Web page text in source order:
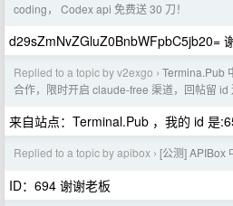
coding， Codex api 免费送 30 刀！
d29sZmNvZGluZ0BnbWFpbC5jb20=
Replied to a topic by v2exgo › Termina.Pub
合作，限时开启 claude-free 渠道，回帖留 id
来自站点：Terminal.Pub ，我的 id 是
Replied to a topic by apibox › [公测] APIBox
ID：694 谢谢老板